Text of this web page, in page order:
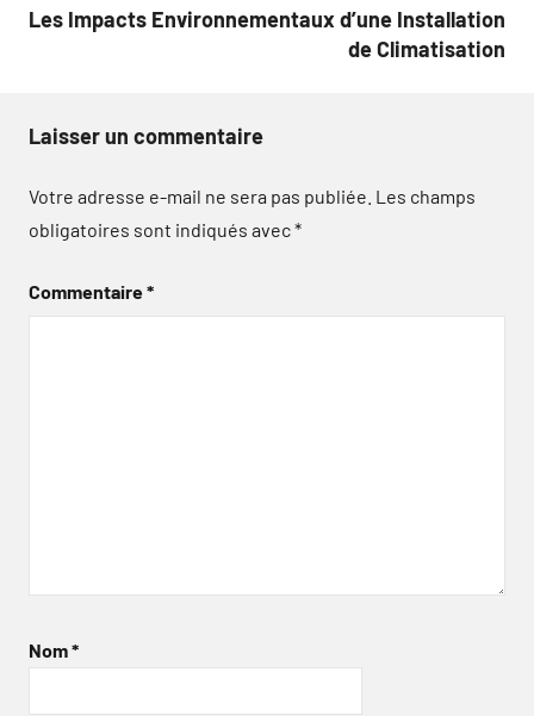
Les Impacts Environnementaux d’une Installation
de Climatisation
Laisser un commentaire
Votre adresse e-mail ne sera pas publiée. Les champs
obligatoires sont indiqués avec*
Commentaire*
Nom*